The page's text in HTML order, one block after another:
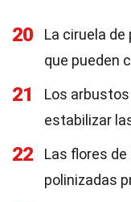
20
La ciruela
que pueden
21
Los
estabilizar
22
Las flores de
polinizadas